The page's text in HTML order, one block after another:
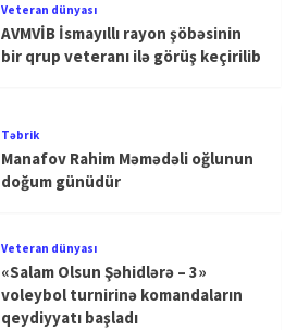
Veteran dünyası
AVMVİB İsmayıllı rayon şöbəsinin
bir qrup veteranı ilə görüş keçirilib
Təbrik
Manafov Rahim Məmədəli oğlunun
doğum günüdür
Veteran dünyası
«Salam Olsun Şəhidlərə – 3»
voleybol turnirinə komandaların
qeydiyyatı başladı